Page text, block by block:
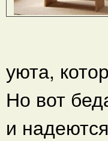
уюта,
Но вот
и